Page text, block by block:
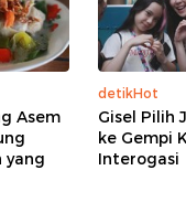
Asem
yang
detikHot
Gisel Pilih
ke Gempi
Interogasi